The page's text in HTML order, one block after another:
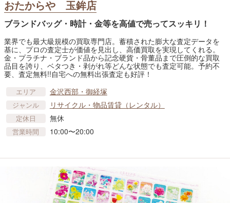
おたからや 玉鉾店
ブランドバッグ・時計・金等を高値で売ってスッキリ！
業界でも最大級規模の買取専門店。蓄積された膨大な査定データを
基に、プロの査定士が価値を見出し、高価買取を実現してくれる。
金・プラチナ・ブランド品から記念硬貨・骨董品まで圧倒的な買取
品目を誇り、ベタつき・剥がれ等どんな状態でも査定可能。予約不
要、査定無料!!自宅への無料出張査定も好評！
エリア 金沢西部・御経塚
ジャンル リサイクル・物品賃貸​（レンタル）
定休日 無休
営業時間 10:00〜20:00